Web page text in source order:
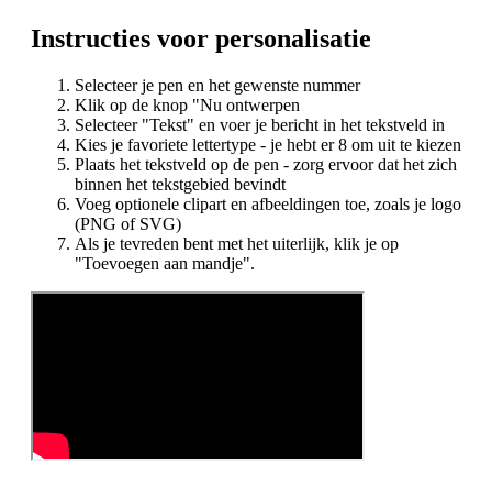
Instructies voor personalisatie
Selecteer je pen en het gewenste nummer
Klik op de knop "Nu ontwerpen
Selecteer "Tekst" en voer je bericht in het tekstveld in
Kies je favoriete lettertype - je hebt er 8 om uit te kiezen
Plaats het tekstveld op de pen - zorg ervoor dat het zich
binnen het tekstgebied bevindt
Voeg optionele clipart en afbeeldingen toe, zoals je logo
(PNG of SVG)
Als je tevreden bent met het uiterlijk, klik je op
"Toevoegen aan mandje".